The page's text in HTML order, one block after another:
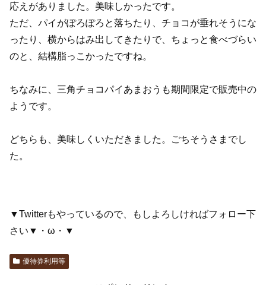
応えがありました。美味しかったです。
ただ、パイがぽろぽろと落ちたり、チョコが垂れそうにな
ったり、横からはみ出してきたりで、ちょっと食べづらい
のと、結構脂っこかったですね。
ちなみに、三角チョコパイあまおうも期間限定で販売中の
ようです。
どちらも、美味しくいただきました。ごちそうさまでし
た。
▼Twitterもやっているので、もしよろしければフォロー下
さい▼・ω・▼
優待券利用等